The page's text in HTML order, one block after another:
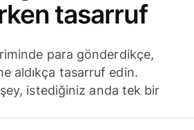
tasarruf
para gönderdikçe,
aldıkça tasarruf edin.
istediğiniz anda tek bir